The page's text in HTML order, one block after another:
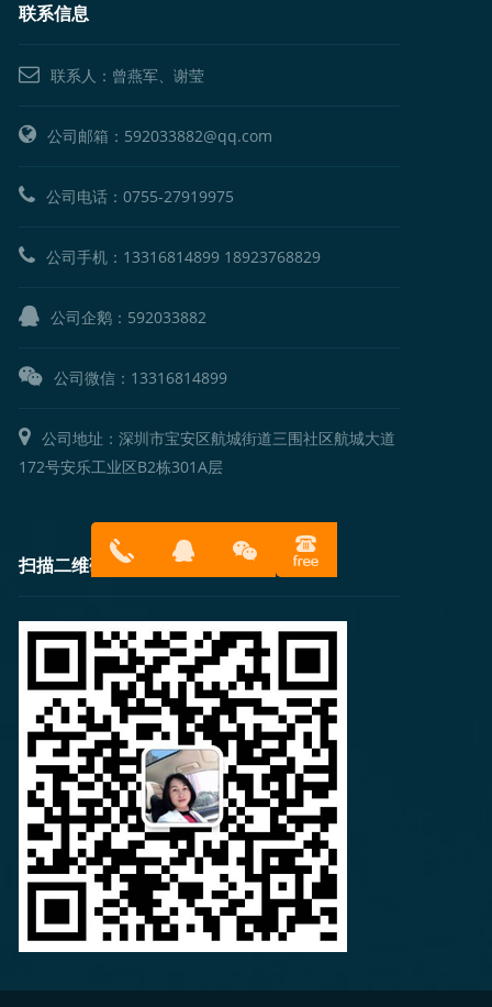
联系信息
联系人：曾燕军、谢莹
公司邮箱：592033882@qq.com
公司电话：0755-27919975
公司手机： 13316814899 18923768829
公司企鹅： 592033882
公司微信：13316814899
公司地址：深圳市宝安区航城街道三围社区航城大道
172号安乐工业区B2栋301A层
扫描二维码
899